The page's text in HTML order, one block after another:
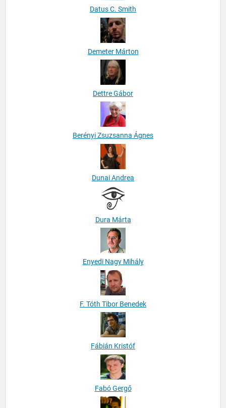
Datus C. Smith
Demeter Márton
Dettre Gábor
Berényi Zsuzsanna Ágnes
Dunai Andrea
Dura Márta
Enyedi Nagy Mihály
F. Tóth Tibor Benedek
Fábián Kristóf
Fabó Gergő